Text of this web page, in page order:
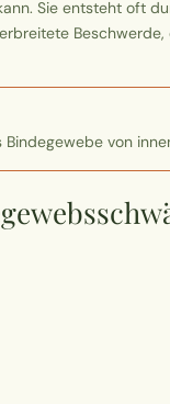
Sie entsteht oft
von